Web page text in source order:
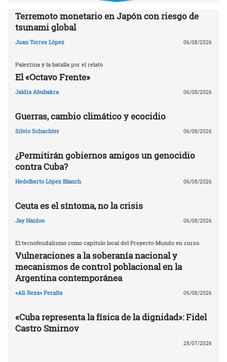
Terremoto monetario en Japón con riesgo de
tsunami global
Juan Torres López 06/08/2026
Palestina y la batalla por el relato
El «Octavo Frente»
Jaldía Abubakra 06/08/2026
Guerras, cambio climático y ecocidio
Silvio Schachter 06/08/2026
¿Permitirán gobiernos amigos un genocidio
contra Cuba?
Hedelberto López Blanch 06/08/2026
Ceuta es el síntoma, no la crisis
Jay Naidoo 06/08/2026
El tecnofeudalismo como capítulo local del Proyecto-Mundo en curso.
Vulneraciones a la soberanía nacional y
mecanismos de control poblacional en la
Argentina contemporánea
«Ali Reza» Peralta 06/08/2026
«Cuba representa la física de la dignidad»: Fidel
Castro Smirnov
28/07/2026